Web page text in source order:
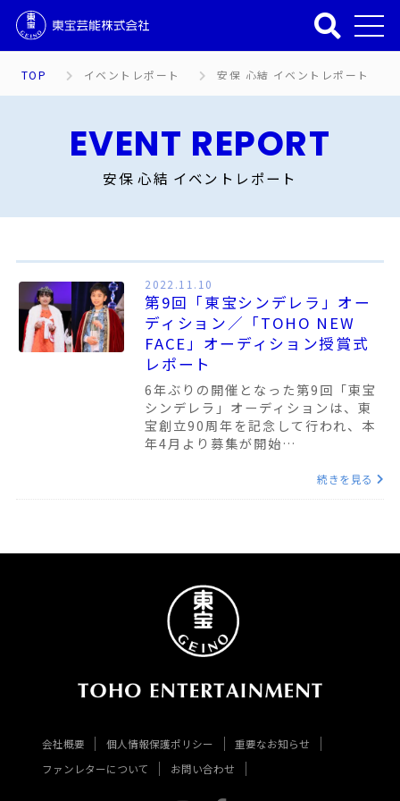
TOP イベントレポート 安保 心結 イベントレポート
EVENT REPORT
安保 心結 イベントレポート
2022.11.10
第9回「東宝シンデレラ」オー
ディション／「TOHO NEW
FACE」オーディション授賞式
レポート
6年ぶりの開催となった第9回「東宝
シンデレラ」オーディションは、東
宝創立90周年を記念して行われ、本
年4月より募集が開始…
続きを見る
会社概要 個人情報保護ポリシー
重要なお知らせ
ファンレターについて
お問い合わせ